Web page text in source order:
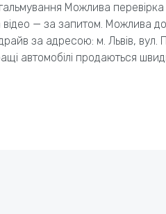
Можлива перевірка
— за запитом. Можлива
за адресою: м. Львів, вул.
автомобілі продаються